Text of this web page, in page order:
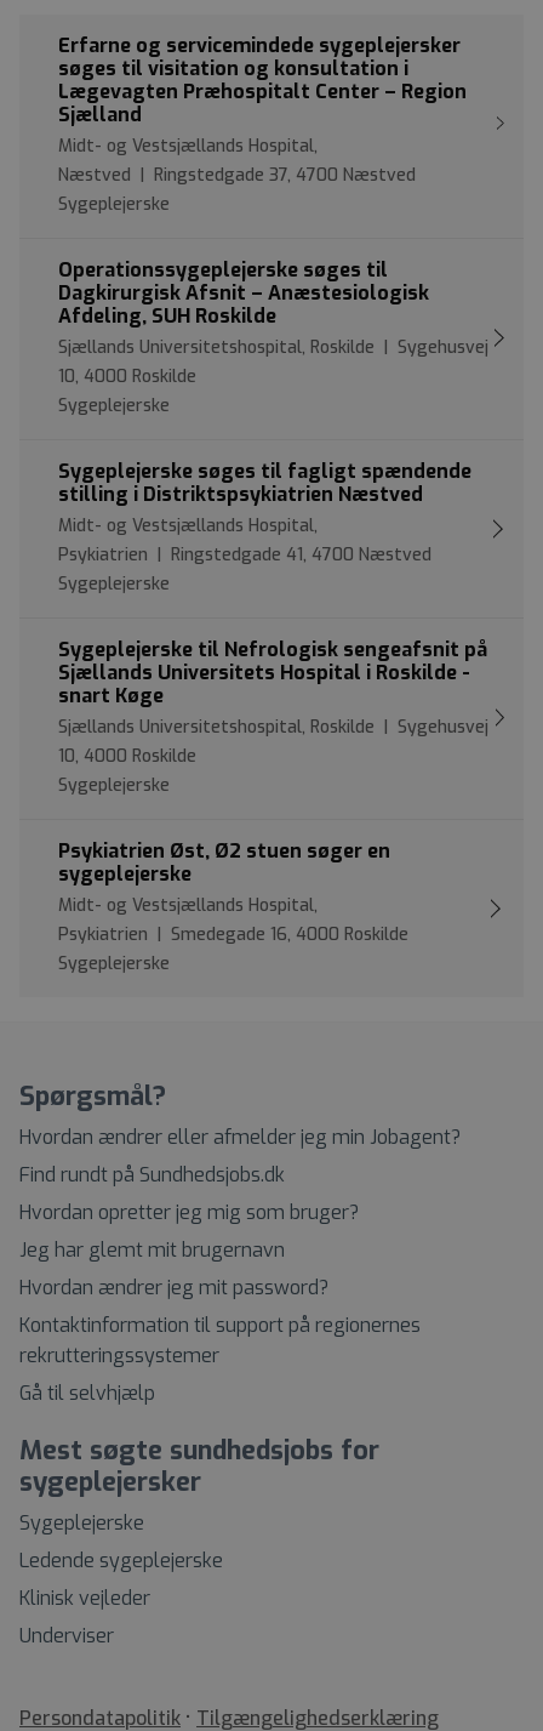
Erfarne og servicemindede sygeplejersker
søges til visitation og konsultation i
Lægevagten Præhospitalt Center – Region
Sjælland
Midt- og Vestsjællands Hospital,
Næstved | Ringstedgade 37, 4700 Næstved
Sygeplejerske
Operationssygeplejerske søges til
Dagkirurgisk Afsnit – Anæstesiologisk
Afdeling, SUH Roskilde
Sjællands Universitetshospital, Roskilde | Sygehusvej
10, 4000 Roskilde
Sygeplejerske
Sygeplejerske søges til fagligt spændende
stilling i Distriktspsykiatrien Næstved
Midt- og Vestsjællands Hospital,
Psykiatrien | Ringstedgade 41, 4700 Næstved
Sygeplejerske
Sygeplejerske til Nefrologisk sengeafsnit på
Sjællands Universitets Hospital i Roskilde -
snart Køge
Sjællands Universitetshospital, Roskilde | Sygehusvej
10, 4000 Roskilde
Sygeplejerske
Psykiatrien Øst, Ø2 stuen søger en
sygeplejerske
Midt- og Vestsjællands Hospital,
Psykiatrien | Smedegade 16, 4000 Roskilde
Sygeplejerske
Spørgsmål?
Hvordan ændrer eller afmelder jeg min Jobagent?
Find rundt på Sundhedsjobs.dk
Hvordan opretter jeg mig som bruger?
Jeg har glemt mit brugernavn
Hvordan ændrer jeg mit password?
Kontaktinformation til support på regionernes
rekrutteringssystemer
Gå til selvhjælp
Mest søgte sundhedsjobs for
sygeplejersker
Sygeplejerske
Ledende sygeplejerske
Klinisk vejleder
Underviser
• Tilgængelighedserklæring